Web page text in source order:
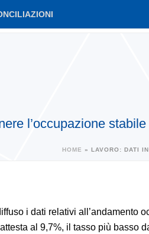
l’occupazione
HOME » LAVORO: DATI
i dati relativi all’andamento
al 9,7%, il tasso più basso